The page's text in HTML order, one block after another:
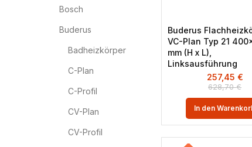
Bosch
Buderus
Badheizkörper
C-Plan
C-Profil
CV-Plan
CV-Profil
Buderus
VC-Plan Typ 21
mm (H x L),
Linksausführung
628,70€
257,45 €
In den